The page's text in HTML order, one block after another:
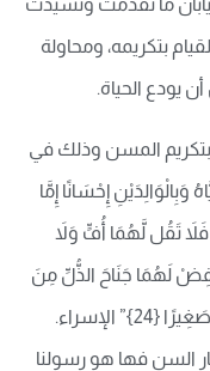
ما تقدمت وتسيدت
بتكريمه، ومحاولة
يودع الحياة.
بتكريم المسن وذلك في
وَبِالْوَالِدَيْنِ إِحْسَانًا إِمَّا
تَقُل لَّهُمَا أُفٍّ وَلاَ
لَّهُمَا قَوْلاً كَرِيمًا {23}وَاخْفِضْ لَهُمَا جَنَاحَ الذُّلِّ مِنَ
الرَّحْمَةِ وَقُل رَّبِّ ارْحَمْهُمَا كَمَا رَبَّيَانِي صَغِيرًا {24}” الإسراء.
السن فها هو رسولنا